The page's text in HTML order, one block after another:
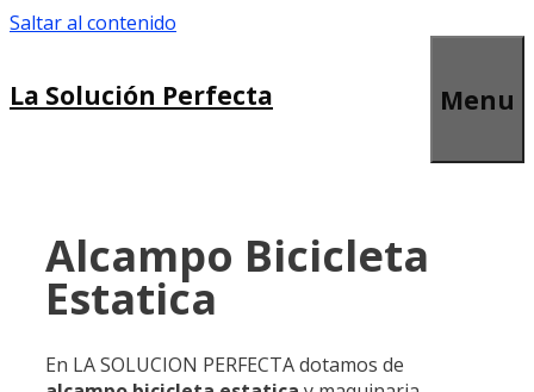
Saltar al contenido
La Solución Perfecta Menu
Alcampo Bicicleta
Estatica
En LA SOLUCION PERFECTA dotamos de